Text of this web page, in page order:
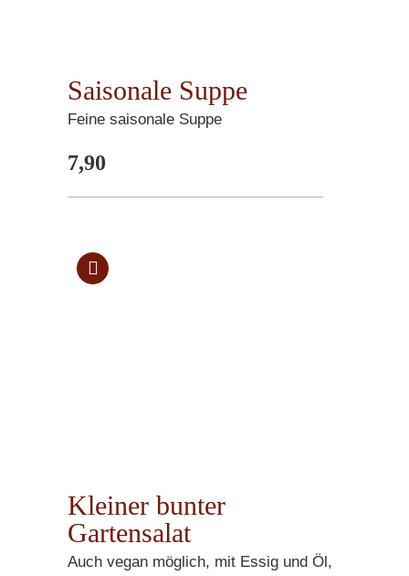
Saisonale Suppe
Feine saisonale Suppe
7,90
Kleiner bunter
Gartensalat
Auch vegan möglich, mit Essig und Öl,